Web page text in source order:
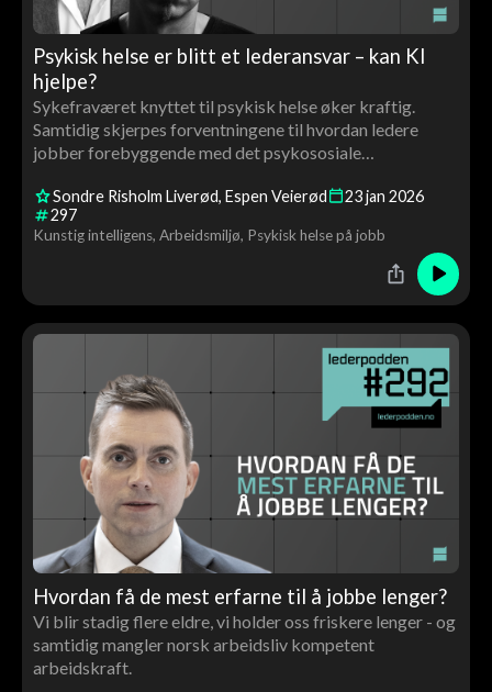
Psykisk helse er blitt et lederansvar – kan KI
hjelpe?
Sykefraværet knyttet til psykisk helse øker kraftig.
Samtidig skjerpes forventningene til hvordan ledere
jobber forebyggende med det psykososiale
Sondre Risholm Liverød Espen Veierød 23jan 2026
297
Kunstig intelligens Arbeidsmiljø Psykisk helse på jobb
Hvordan få de mest erfarne til å jobbe lenger?
Vi blir stadig flere eldre, vi holder oss friskere lenger - og
samtidig mangler norsk arbeidsliv kompetent
arbeidskraft.